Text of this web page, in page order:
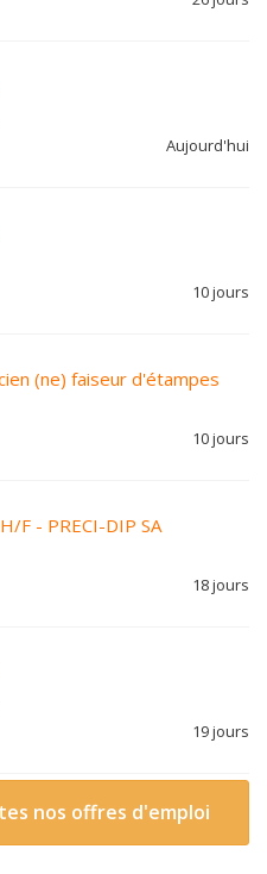
Aujourd'hui
10 jours
(ne) faiseur d'étampes
10 jours
F - PRECI-DIP SA
18 jours
19 jours
nos offres d'emploi